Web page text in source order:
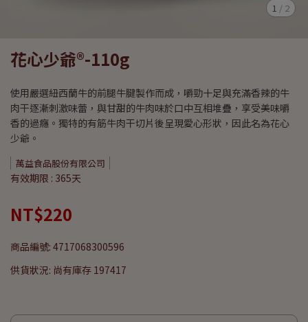
1 / 2
花心少爺®-110g
使用嚴選紐西蘭牛的前腿牛腱製作而成，嚼勁十足與充滿香辣的牛
肉干逐漸刺激味蕾，與甘甜的牛肉味於口中互相堆疊，享受美味嚼
香的過癮。獨特的有筋牛肉干切片後呈現愛心形狀，因此名為花心
少爺。
萬益食品股份有限公司
有效期限 : 365天
NT$220
商品編號: 4717068300596
供貨狀況: 尚有庫存 197417